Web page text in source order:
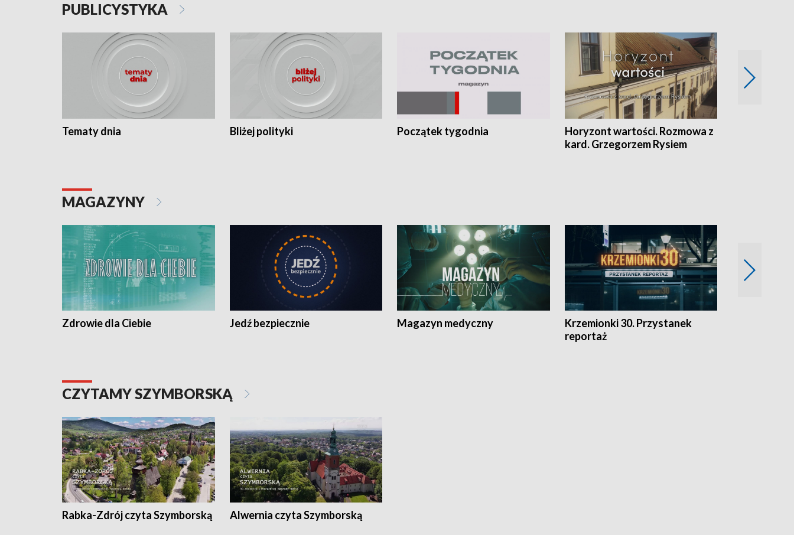
PUBLICYSTYKA
Tematy dnia Bliżej polityki Początek tygodnia
Horyzont wartości. Rozmowa z
kard. Grzegorzem Rysiem
MAGAZYNY
Zdrowie dla Ciebie Jedź bezpiecznie Magazyn medyczny
Krzemionki 30. Przystanek
reportaż
CZYTAMY SZYMBORSKĄ
Rabka-Zdrój czyta Szymborską Alwernia czyta Szymborską